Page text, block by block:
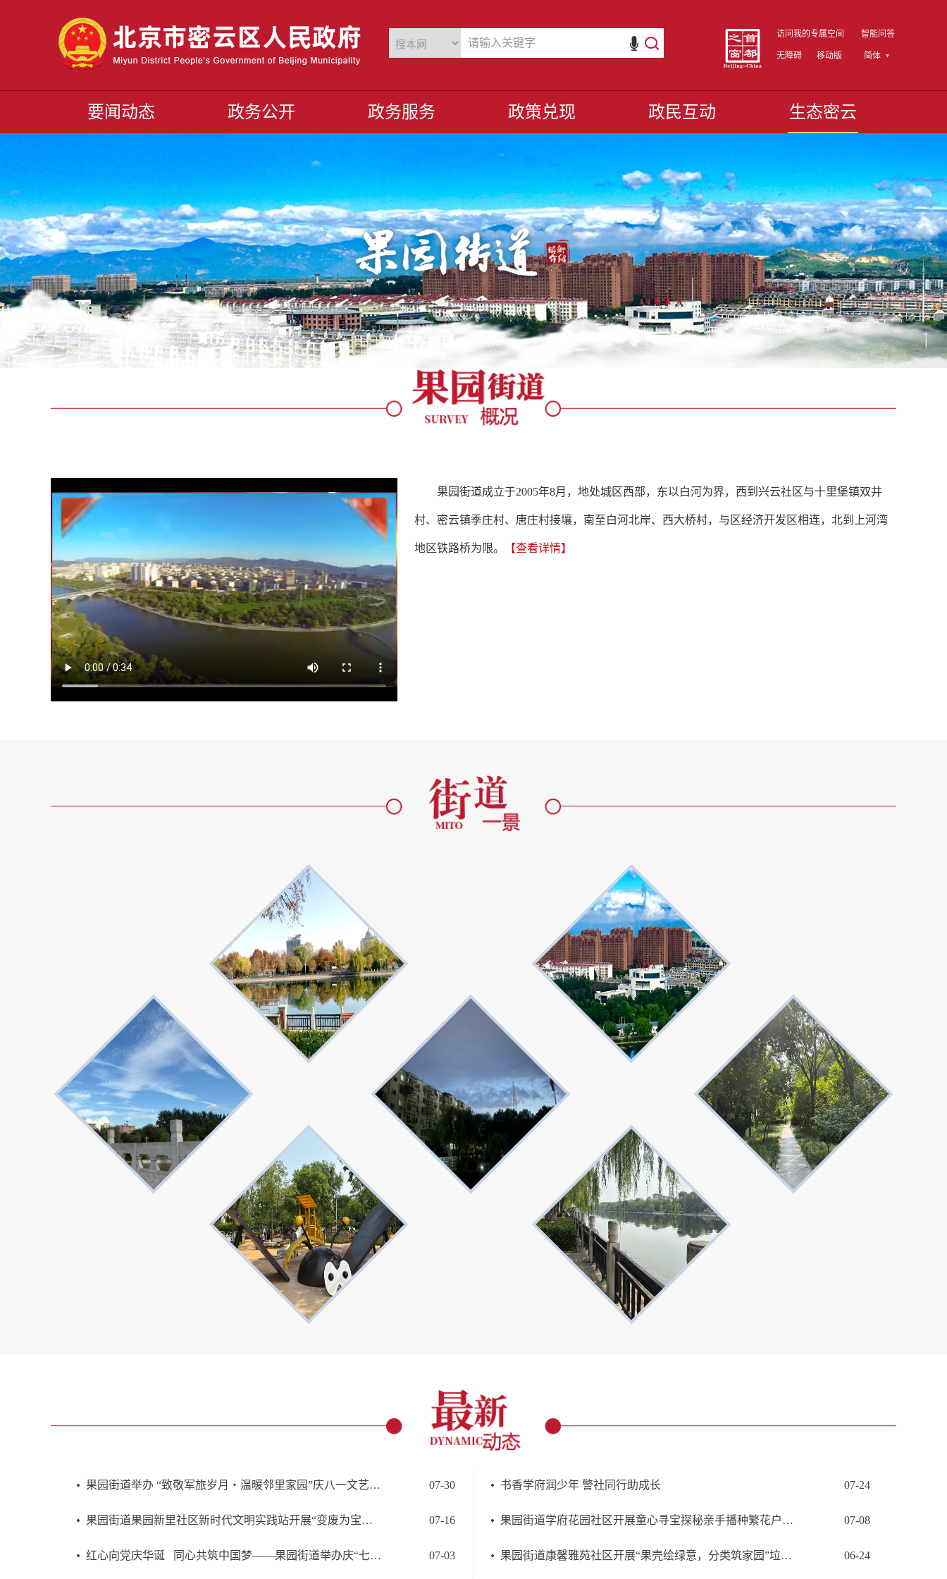
访问我的专属空间 智能问答
无障碍 移动版 简体
要闻动态 政务公开 政务服务 政策兑现 政民互动 生态密云
果园街道成立于2005年8月，地处城区西部，东以白河为界，西到兴云社区与十里堡镇双井
村、密云镇季庄村、唐庄村接壤，南至白河北岸、西大桥村，与区经济开发区相连，北到上河湾
地区铁路桥为限。 【查看详情】
果园街道举办 “致敬军旅岁月・温暖邻里家园”庆八一文艺演出 07-30 书香学府润少年 警社同行助成长 07-24
果园街道果园新里社区新时代文明实践站开展“变废为宝雪糕棒环保笔筒手作”主题活动 07-16 果园街道学府花园社区开展童心寻宝探秘亲手播种繁花户外种植活动 07-08
红心向党庆华诞 同心共筑中国梦——果园街道举办庆“七一”文艺演出 07-03 果园街道康馨雅苑社区开展“果壳绘绿意，分类筑家园”垃圾分类宣传活动 06-24